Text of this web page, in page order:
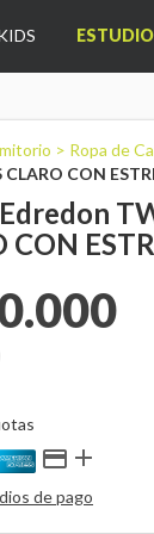
ESTUDIO
> Ropa de
CON
CON
 
de pago